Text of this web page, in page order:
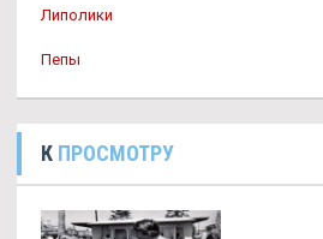
Липолики
Пепы
К ПРОСМОТРУ